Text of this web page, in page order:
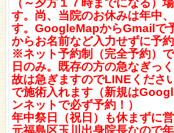
（～夕方１７時までになる）
す。尚、当院のお休みは年中
す。GoogleMapからGmailで
からお名前など入力せずに予約
※ネット予約制（完全予約）
日のみ。既存の方の急なぎっ
故は急ぎますのでLINE くださ
で施術入れます（新規は
ンネットで必ず予約！）
年中祭日（祝日）も休まずに
元福島区玉川出身院長なので